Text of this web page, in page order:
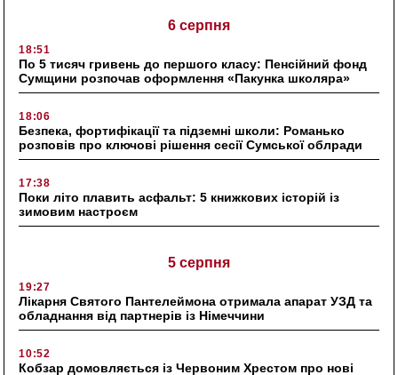
6 серпня
18:51
По 5 тисяч гривень до першого класу: Пенсійний фонд
Сумщини розпочав оформлення «Пакунка школяра»
18:06
Безпека, фортифікації та підземні школи: Романько
розповів про ключові рішення сесії Сумської облради
17:38
Поки літо плавить асфальт: 5 книжкових історій із
зимовим настроєм
5 серпня
19:27
Лікарня Святого Пантелеймона отримала апарат УЗД та
обладнання від партнерів із Німеччини
10:52
Кобзар домовляється із Червоним Хрестом про нові